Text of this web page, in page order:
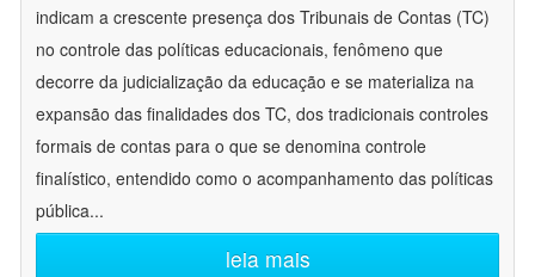
indicam a crescente presença dos Tribunais de Contas (TC)
no controle das políticas educacionais, fenômeno que
decorre da judicialização da educação e se materializa na
expansão das finalidades dos TC, dos tradicionais controles
formais de contas para o que se denomina controle
finalístico, entendido como o acompanhamento das políticas
pública...
leia mais